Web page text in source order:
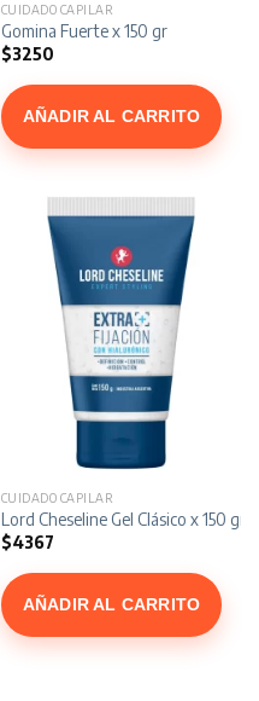
CUIDADO CAPILAR
Gomina Fuerte x 150 gr
$3250
AÑADIR AL CARRITO
CUIDADO CAPILAR
Lord Cheseline Gel Clásico x 150 gr
$4367
AÑADIR AL CARRITO